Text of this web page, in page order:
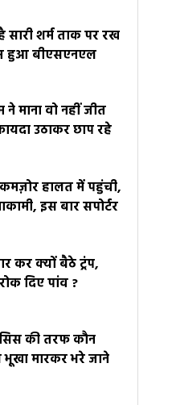
सारी शर्म ताक पर रख
हुआ बीएसएनएल
माना वो नहीं जीत
उठाकर छाप रहे
हालत में पहुंची,
इस बार सपोर्टर
कर क्यों बैठे ट्रंप,
दिए पांव ?
की तरफ कौन
मारकर भरे जाने